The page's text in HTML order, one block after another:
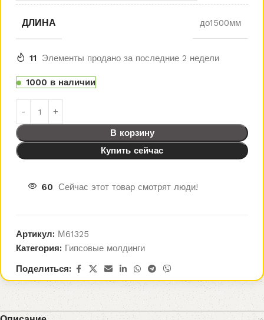
ДЛИНА до1500мм
11 Элементы продано за последние 2 недели
1000 в наличии
В корзину
Купить сейчас
60 Сейчас этот товар смотрят люди!
Артикул: М61325
Категория: Гипсовые молдинги
Поделиться: